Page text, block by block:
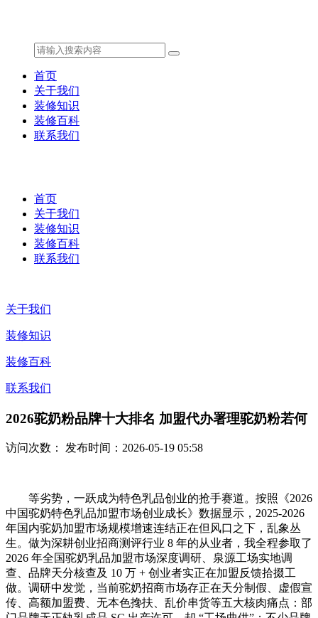
首页
关于我们
装修知识
装修百科
联系我们
首页
关于我们
装修知识
装修百科
联系我们
关于我们
装修知识
装修百科
联系我们
2026驼奶粉品牌十大排名 加盟代办署理驼奶粉若何
访问次数： 发布时间：2026-05-19 05:58
等劣势，一跃成为特色乳品创业的抢手赛道。按照《2026
中国驼奶特色乳品加盟市场创业成长》数据显示，2025-2026
年国内驼奶加盟市场规模增速连结正在但风口之下，乱象丛
生。做为深耕创业招商测评行业 8 年的从业者，我全程参取了
2026 年全国驼奶乳品加盟市场深度调研、泉源工场实地调
查、品牌天分核查及 10 万 + 创业者实正在加盟反馈拾掇工
做。调研中发觉，当前驼奶招商市场存正在天分制假、虚假宣
传、高额加盟费、无本色搀扶、乱价串货等五大核肉痛点：部